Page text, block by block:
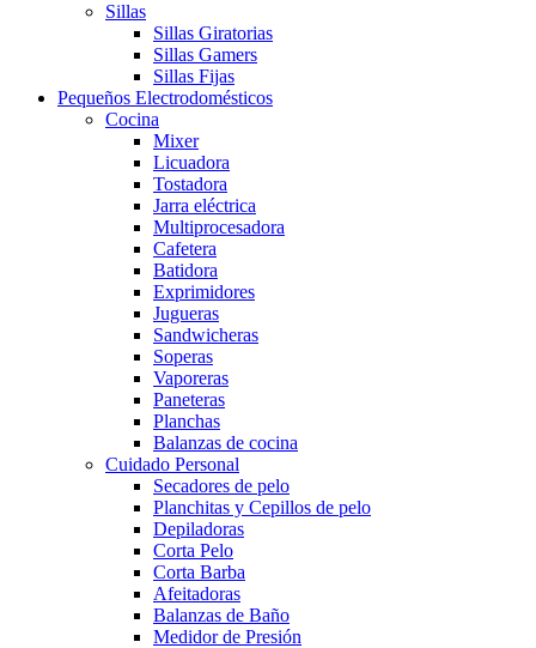
Sillas
Sillas Giratorias
Sillas Gamers
Sillas Fijas
Pequeños Electrodomésticos
Cocina
Mixer
Licuadora
Tostadora
Jarra eléctrica
Multiprocesadora
Cafetera
Batidora
Exprimidores
Jugueras
Sandwicheras
Soperas
Vaporeras
Paneteras
Planchas
Balanzas de cocina
Cuidado Personal
Secadores de pelo
Planchitas y Cepillos de pelo
Depiladoras
Corta Pelo
Corta Barba
Afeitadoras
Balanzas de Baño
Medidor de Presión